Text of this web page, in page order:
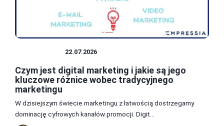
22.07.2026
Czym jest digital marketing i jakie są jego
kluczowe różnice wobec tradycyjnego
marketingu
W dzisiejszym świecie marketingu z łatwością dostrzegamy
dominację cyfrowych kanałów promocji. Digit...